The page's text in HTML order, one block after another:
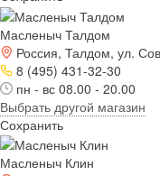
Масленыч Талдом
Россия, Талдом, ул.
8 (495) 431-32-30
пн - вс 08.00 - 20.00
Выбрать другой магазин
Сохранить
Масленыч Клин